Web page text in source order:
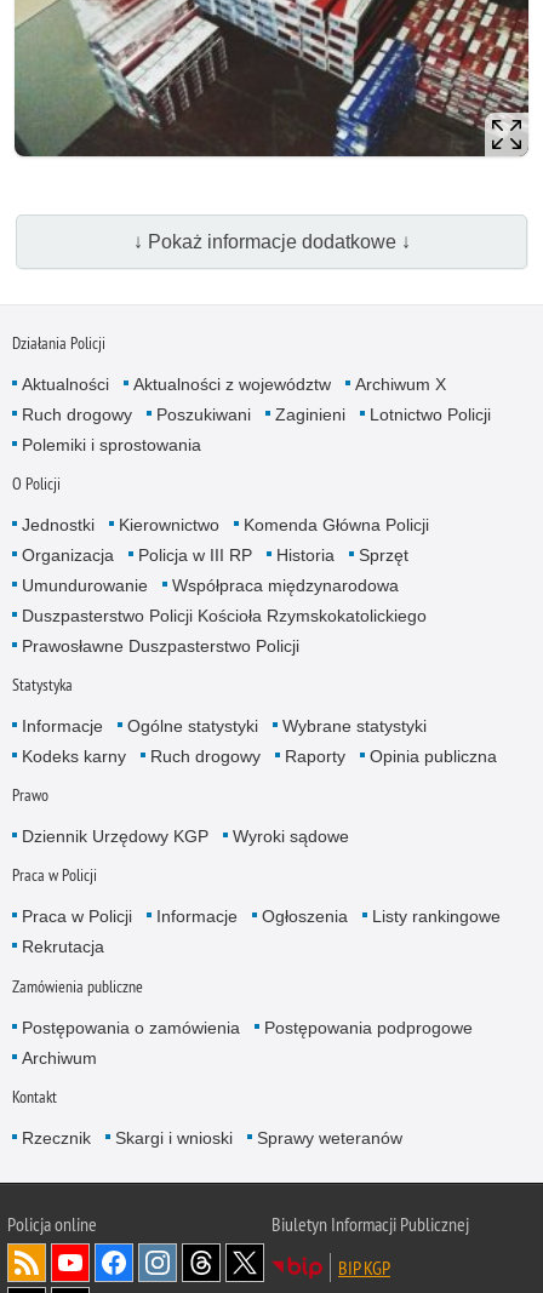
↓ Pokaż informacje dodatkowe ↓
Działania Policji
Aktualności Aktualności z województw
Archiwum X
Ruch drogowy
Poszukiwani Zaginieni
Lotnictwo Policji
Polemiki i sprostowania
O Policji
Jednostki Kierownictwo
Komenda Główna Policji
Organizacja
Policja w III RP Historia
Sprzęt
Umundurowanie
Współpraca międzynarodowa
Duszpasterstwo Policji Kościoła Rzymskokatolickiego
Prawosławne Duszpasterstwo Policji
Statystyka
Informacje Ogólne statystyki
Wybrane statystyki
Kodeks karny
Ruch drogowy Raporty Opinia publiczna
Prawo
Dziennik Urzędowy KGP Wyroki sądowe
Praca w Policji
Praca w Policji Informacje Ogłoszenia
Listy rankingowe
Rekrutacja
Zamówienia publiczne
Postępowania o zamówienia
Postępowania podprogowe
Archiwum
Kontakt
Rzecznik Skargi i wnioski Sprawy weteranów
Policjaonline
Biuletyn Informacji Publicznej
BIP KGP